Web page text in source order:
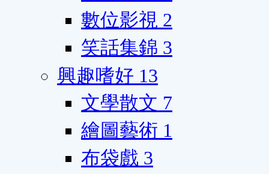
數位影視 2
笑話集錦 3
興趣嗜好 13
文學散文 7
繪圖藝術 1
布袋戲 3